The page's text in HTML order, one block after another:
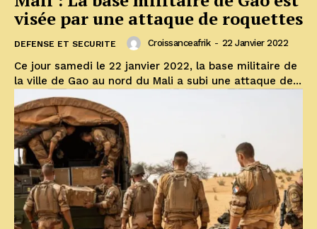
visée par une attaque de roquettes
DEFENSE ET SECURITE Croissanceafrik - 22 Janvier 2022
Ce jour samedi le 22 janvier 2022, la base militaire de
la ville de Gao au nord du Mali a subi une attaque de...